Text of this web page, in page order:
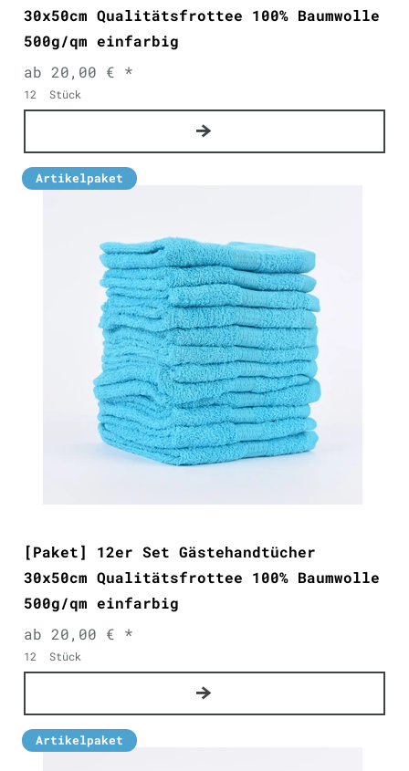
30x50cm Qualitätsfrottee 100% Baumwolle
500g/qm einfarbig
ab 20,00 € *
12 Stück
Artikelpaket
[Paket] 12er Set Gästehandtücher
30x50cm Qualitätsfrottee 100% Baumwolle
500g/qm einfarbig
ab 20,00 € *
12 Stück
Artikelpaket